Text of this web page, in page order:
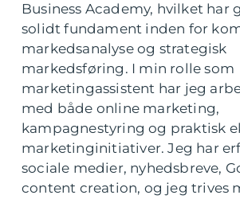
Business Academy, hvilket har
solidt fundament inden for
markedsanalyse og strategisk
markedsføring. I min rolle som
marketingassistent har jeg
med både online marketing,
kampagnestyring og praktisk
marketinginitiativer. Jeg har
sociale medier, nyhedsbreve,
content creation, og jeg trives